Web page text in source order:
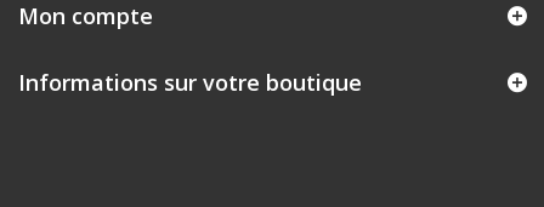
Mon compte
Informations sur votre boutique